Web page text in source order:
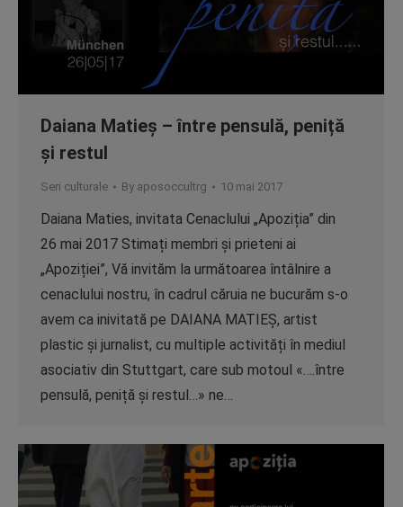
Daiana Matieș – între pensulă, peniță
și restul
Seri culturale By aposoccultrg 10 mai 2017
Daiana Maties, invitata Cenaclului „Apoziția” din
26 mai 2017 Stimați membri și prieteni ai
„Apoziției”, Vă invităm la următoarea întâlnire a
cenaclului nostru, în cadrul căruia ne bucurăm s-o
avem ca inivitată pe DAIANA MATIEȘ, artist
plastic și jurnalist, cu multiple activități în mediul
asociativ din Stuttgart, care sub motoul «….între
pensulă, peniță și restul…» ne…